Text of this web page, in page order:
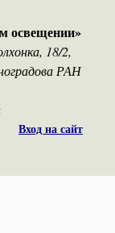
освещении»
18/2,
РАН
Вход на сайт